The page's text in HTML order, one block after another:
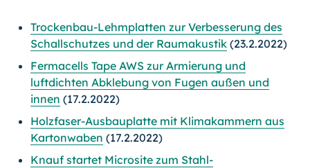
Trockenbau-Lehmplatten zur Verbesserung des
Schallschutzes und der Raumakustik (23.2.2022)
Fermacells Tape AWS zur Armierung und
luftdichten Abklebung von Fugen außen und
innen (17.2.2022)
Holzfaser-Ausbauplatte mit Klimakammern aus
Kartonwaben (17.2.2022)
Knauf startet Microsite zum Stahl-